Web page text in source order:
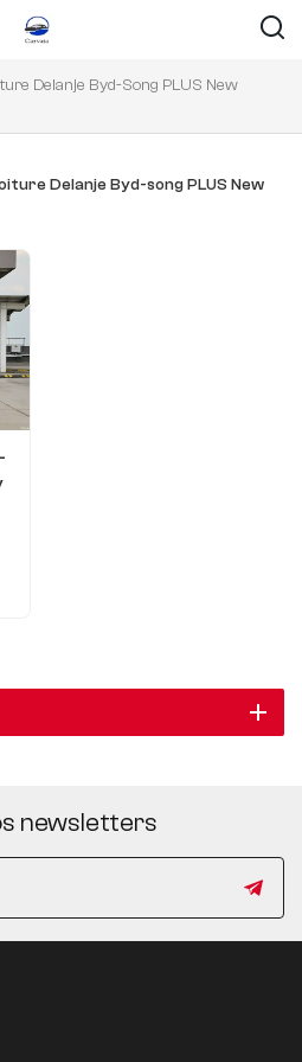
Delanje Byd-Song PLUS New
Delanje Byd-song PLUS New
newsletters